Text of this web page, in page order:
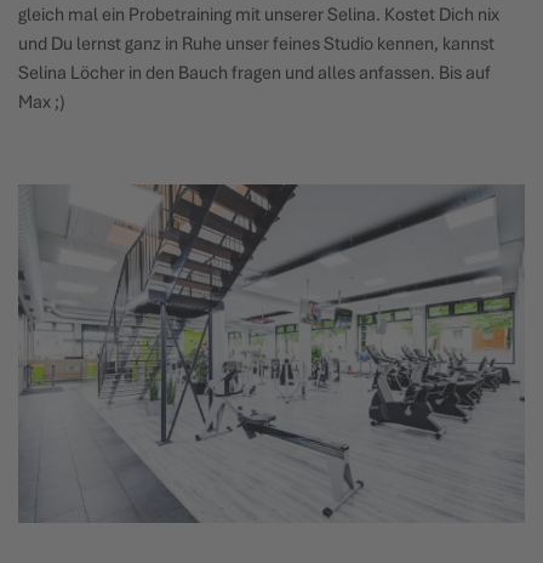
gleich mal ein Probetraining mit unserer Selina. Kostet Dich nix
und Du lernst ganz in Ruhe unser feines Studio kennen, kannst
Selina Löcher in den Bauch fragen und alles anfassen. Bis auf
Max ;)